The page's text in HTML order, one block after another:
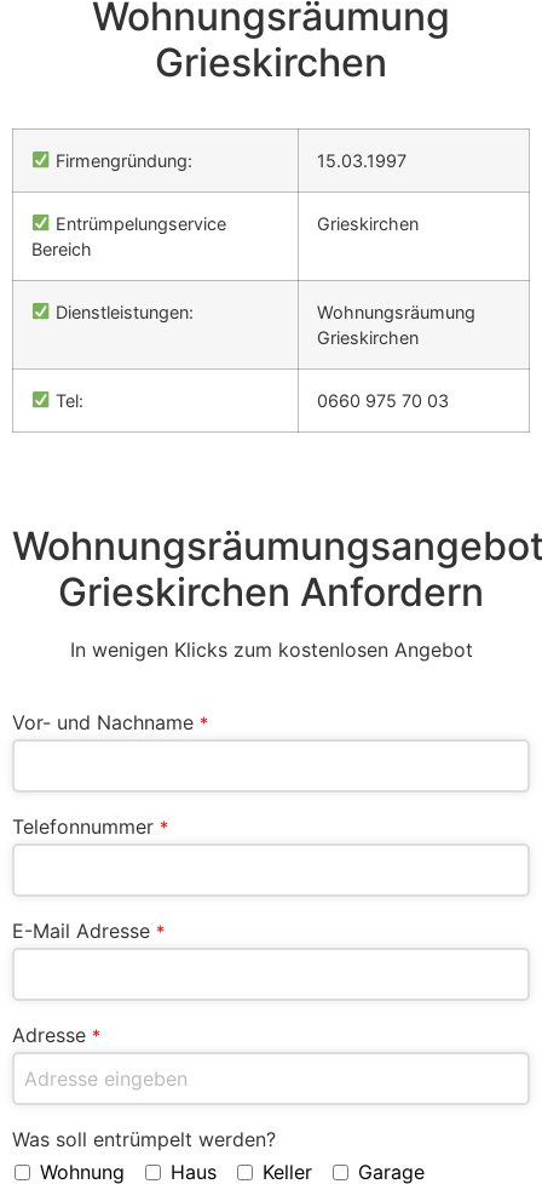
Wohnungsräumung
Grieskirchen
Firmengründung: 15.03.1997
Entrümpelungservice
Bereich
Grieskirchen
Dienstleistungen:
Wohnungsräumung
Grieskirchen
Tel: 0660 975 70 03
Grieskirchen Anfordern
In wenigen Klicks zum kostenlosen Angebot
Vor- und Nachname *
Telefonnummer *
E-Mail Adresse *
Adresse *
Was soll entrümpelt werden?
Wohnung
Haus Keller Garage